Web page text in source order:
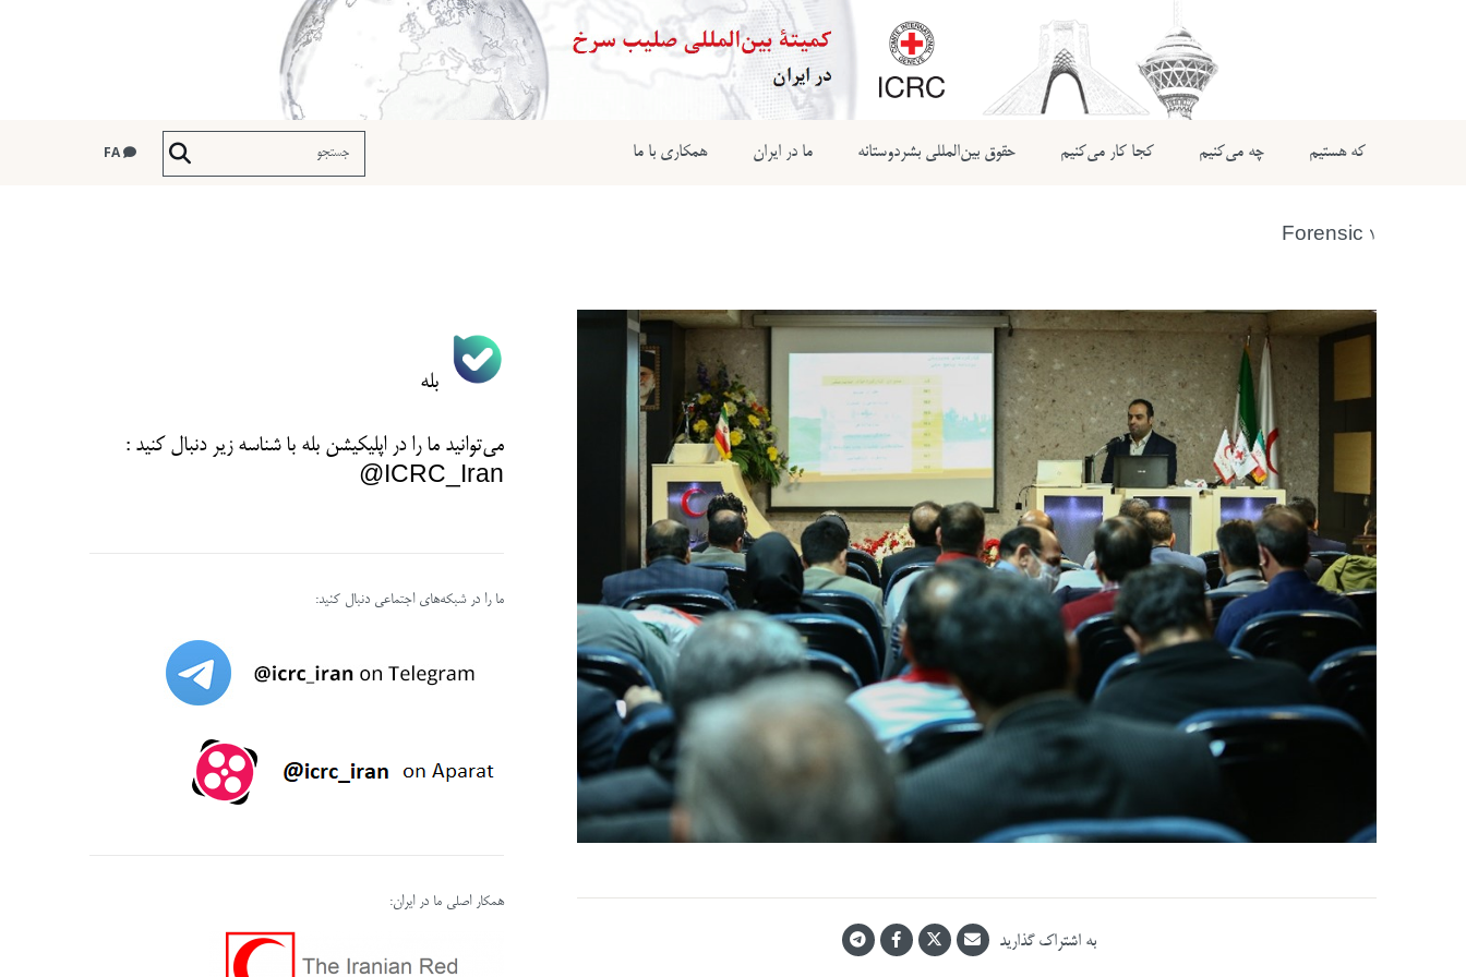
که هستیم چه می‌کنیم کجا کار می‌کنیم حقوق بین‌المللی بشردوستانه ما در ایران همکاری با ما
Forensic 1
به اشتراک گذارید
بله
می‌توانید ما را در اپلیکیشن بله با شناسه زیردنبال کنید :
ICRC_Iran@
ما را در شبکه‌های اجتماعی دنبال کنید:
همکار اصلی ما در ایران: